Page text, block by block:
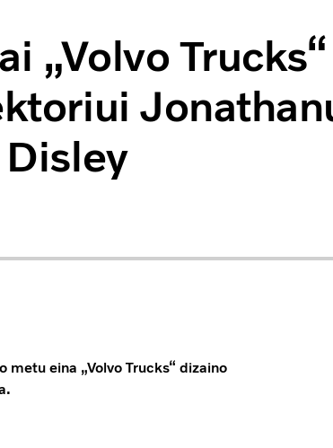
„Volvo Trucks“
Disley
eina „Volvo Trucks“ dizaino